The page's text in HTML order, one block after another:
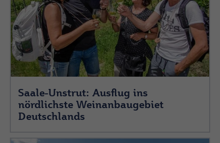
Saale-Unstrut: Ausflug ins
nördlichste Weinanbaugebiet
Deutschlands